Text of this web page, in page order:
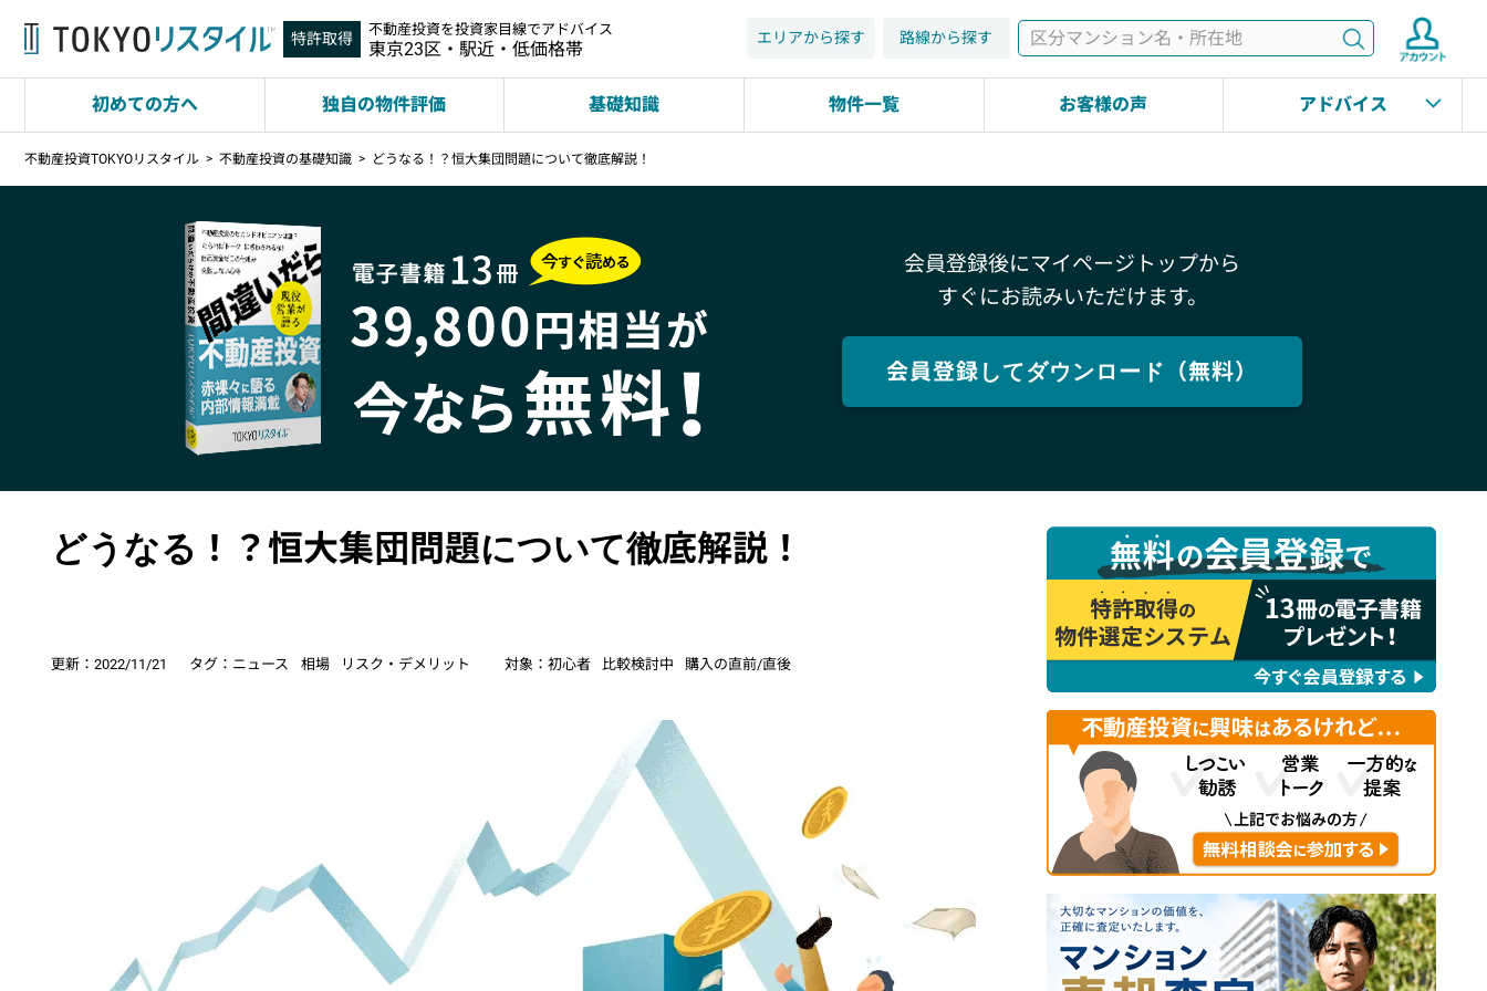
特許取得 不動産投資を投資家目線でアドバイス
東京23区・駅近・低価格帯
検索
エリアから探す 路線から探す
初めての方へ 独自の物件評価 基礎知識 物件一覧 お客様の声 アドバイス
不動産投資TOKYOリスタイル 不動産投資の基礎知識 どうなる！？恒大集団問題について徹底解説！
会員登録後にマイページトップから
すぐにお読みいただけます。
会員登録してダウンロード（無料）
どうなる！？恒大集団問題について徹底解説！
更新： 2022/11/21 タグ： ニュース 相場 リスク・デメリット 対象： 初心者 比較検討中 購入の直前/直後